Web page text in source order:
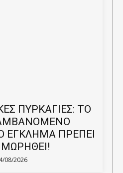
ΠΥΡΚΑΓΙΕΣ: ΤΟ
ΕΓΚΛΗΜΑ ΠΡΕΠΕΙ
08/2026